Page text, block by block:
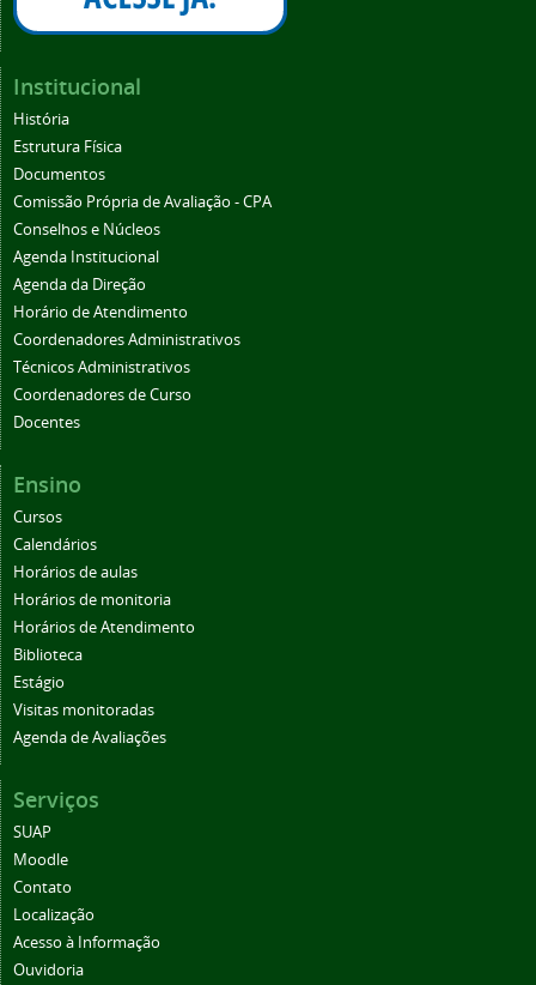
Institucional
História
Estrutura Física
Documentos
Comissão Própria de Avaliação - CPA
Conselhos e Núcleos
Agenda Institucional
Agenda da Direção
Horário de Atendimento
Coordenadores Administrativos
Técnicos Administrativos
Coordenadores de Curso
Docentes
Ensino
Cursos
Calendários
Horários de aulas
Horários de monitoria
Horários de Atendimento
Biblioteca
Estágio
Visitas monitoradas
Agenda de Avaliações
Serviços
SUAP
Moodle
Contato
Localização
Acesso à Informação
Ouvidoria